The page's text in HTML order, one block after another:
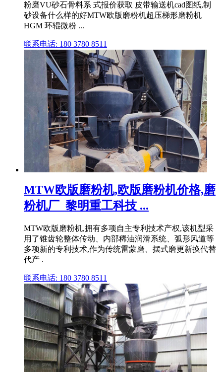
粉磨VU砂石骨料系 式报价获取 皮带输送机cad图纸,制
砂设备什么样的好MTW欧版磨粉机超压梯形磨粉机
HGM 环辊微粉 ...
联系电话: 180 3780 8511
MTW欧版磨粉机,欧版磨粉机价格,磨
粉机厂_黎明重工科技 ...
MTW欧版磨粉机,拥有多项自主专利技术产权,该机型采
用了锥齿轮整体传动、内部稀油润滑系统、弧形风道等
多项新的专利技术,作为传统雷蒙磨、摆式磨更新换代替
代产 .
联系电话: 180 3780 8511